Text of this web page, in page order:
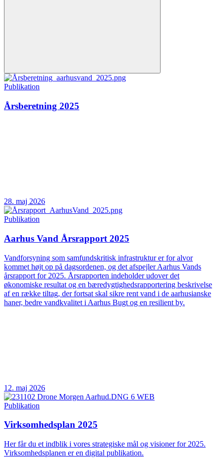
Publikation
Årsberetning 2025
28. maj 2026
Publikation
Aarhus Vand Årsrapport 2025
Vandforsyning som samfundskritisk infrastruktur er for alvor
kommet højt op på dagsordenen, og det afspejler Aarhus Vands
årsrapport for 2025. Årsrapporten indeholder udover det
økonomiske resultat og en bæredygtighedsrapportering beskrivelse
af en række tiltag, der fortsat skal sikre rent vand i de aarhusianske
haner, bedre vandkvalitet i Aarhus Bugt og en resilient by.
12. maj 2026
Publikation
Virksomhedsplan 2025
Her får du et indblik i vores strategiske mål og visioner for 2025.
Virksomhedsplanen er en digital publikation.